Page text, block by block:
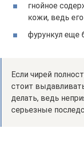
гнойное
кожи, ведь
фурункул еще
Если чирей
стоит
делать, ведь
серьезные